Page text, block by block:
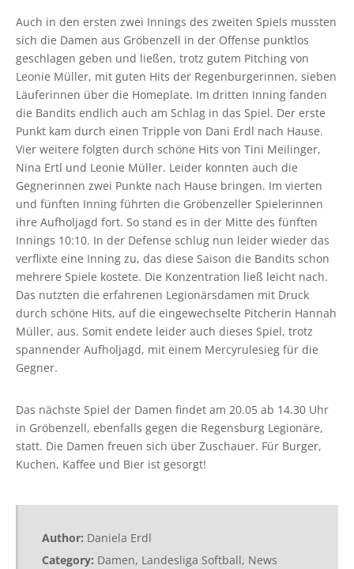
Auch in den ersten zwei Innings des zweiten Spiels mussten
sich die Damen aus Gröbenzell in der Offense punktlos
geschlagen geben und ließen, trotz gutem Pitching von
Leonie Müller, mit guten Hits der Regenburgerinnen, sieben
Läuferinnen über die Homeplate. Im dritten Inning fanden
die Bandits endlich auch am Schlag in das Spiel. Der erste
Punkt kam durch einen Tripple von Dani Erdl nach Hause.
Vier weitere folgten durch schöne Hits von Tini Meilinger,
Nina Ertl und Leonie Müller. Leider konnten auch die
Gegnerinnen zwei Punkte nach Hause bringen. Im vierten
und fünften Inning führten die Gröbenzeller Spielerinnen
ihre Aufholjagd fort. So stand es in der Mitte des fünften
Innings 10:10. In der Defense schlug nun leider wieder das
verflixte eine Inning zu, das diese Saison die Bandits schon
mehrere Spiele kostete. Die Konzentration ließ leicht nach.
Das nutzten die erfahrenen Legionärsdamen mit Druck
durch schöne Hits, auf die eingewechselte Pitcherin Hannah
Müller, aus. Somit endete leider auch dieses Spiel, trotz
spannender Aufholjagd, mit einem Mercyrulesieg für die
Gegner.
Das nächste Spiel der Damen findet am 20.05 ab 14.30 Uhr
in Gröbenzell, ebenfalls gegen die Regensburg Legionäre,
statt. Die Damen freuen sich über Zuschauer. Für Burger,
Kuchen, Kaffee und Bier ist gesorgt!
Author: Daniela Erdl
Category: Damen, Landesliga Softball, News